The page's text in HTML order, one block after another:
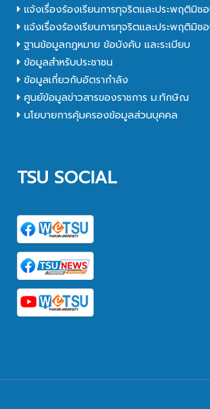
แจ้งเรื่องร้องเรียนการทุจริตและประพฤติมิช
แจ้งเรื่องร้องเรียนการทุจริตและประพฤติมิช
ฐานข้อมูลกฎหมาย ข้อบังคับ และระเบียบ
ข้อมูลสำหรับประชาชน
ข้อมูลเกี่ยวกับอัตรากำลัง
ศูนย์ข้อมูลข่าวสารของราชการ ม.ทักษิณ
นโยบายการคุ้มครองข้อมูลส่วนบุคคล
TSU SOCIAL